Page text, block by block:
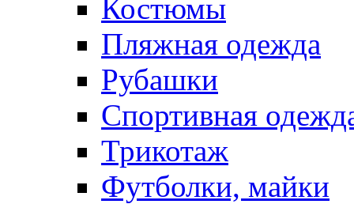
Костюмы
Пляжная одежда
Рубашки
Спортивная
Трикотаж
Футболки, майки